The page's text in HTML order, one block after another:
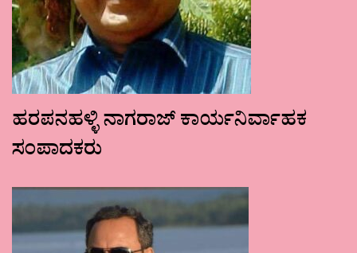
ಹರಪನಹಳ್ಳಿ ನಾಗರಾಜ್ ಕಾರ್ಯನಿರ್ವಾಹಕ
ಸಂಪಾದಕರು